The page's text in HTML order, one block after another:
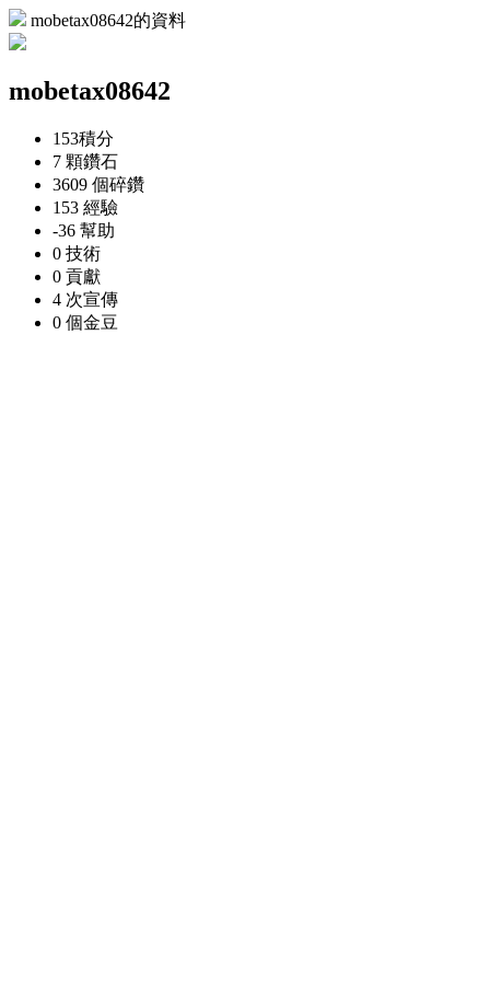
mobetax08642的資料
mobetax08642
153積分
7 顆鑽石
3609 個碎鑽
153 經驗
-36 幫助
0 技術
0 貢獻
4 次宣傳
0 個金豆